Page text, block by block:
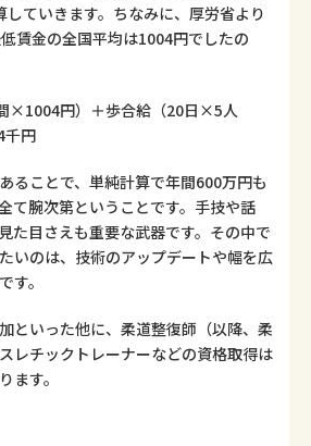
していきます。ちなみに、厚労省より
賃金の全国平均は1004円でしたの
×1004円）＋歩合給（20日×5人
千円
ることで、単純計算で年間600万円も
て腕次第ということです。手技や話
た目さえも重要な武器です。その中で
いのは、技術のアップデートや幅を広
す。
といった他に、柔道整復師（以降、柔
レチックトレーナーなどの資格取得は
ます。